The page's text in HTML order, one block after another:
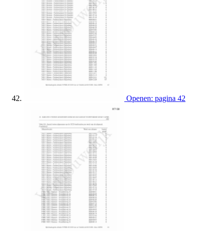
Openen: pagina 42